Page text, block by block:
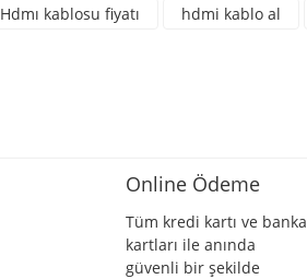
Hdmı kablosu fiyatı hdmi kablo al
Online Ödeme
Tüm kredi kartı ve banka
kartları ile anında
güvenli bir şekilde